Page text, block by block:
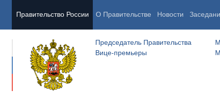
Правительство России О Правительстве Новости
Председатель Правительства
Вице-премьеры